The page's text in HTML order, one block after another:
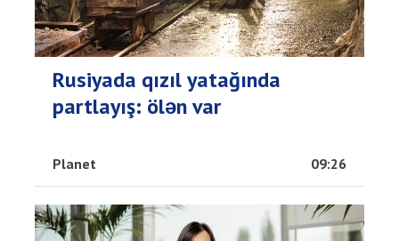
Rusiyada qızıl yatağında
partlayış: ölən var
Planet 09:26